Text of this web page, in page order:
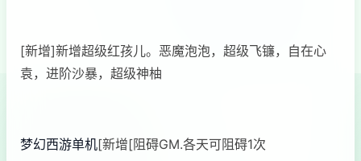
[新增]新增超级红孩儿。恶魔泡泡，超级飞镰，自在心
袁，进阶沙暴，超级神柚
梦幻西游单机[新增[阻碍GM.各天可阻碍1次